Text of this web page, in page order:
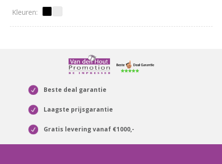
Beste deal garantie
Laagste prijsgarantie
Gratis levering vanaf €1000,-